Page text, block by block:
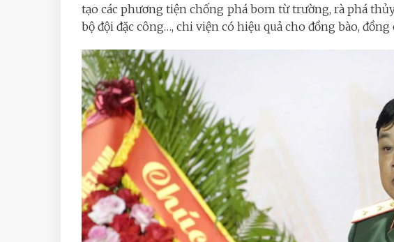
tạo các phương tiện chống phá bom từ trường, rà phá
bộ đội đặc công…, chi viện có hiệu quả cho đồng bào,